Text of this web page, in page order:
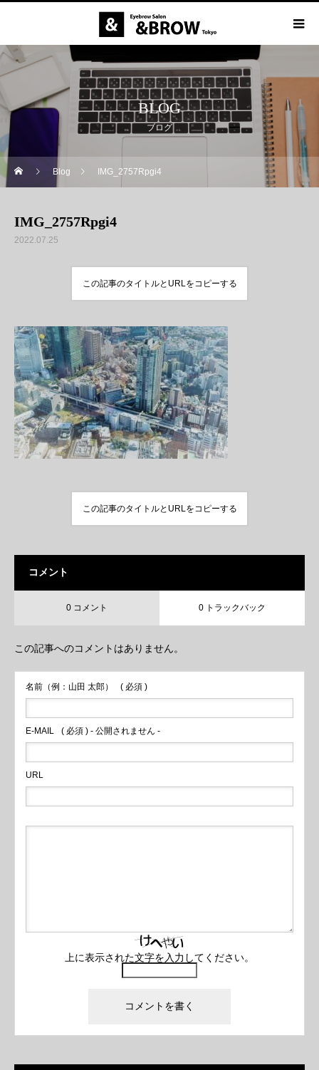
BLOG
ブログ
Blog IMG_2757Rpgi4
IMG_2757Rpgi4
2022.07.25
この記事のタイトルとURLをコピーする
この記事のタイトルとURLをコピーする
コメント
0 コメント 0 トラックバック
この記事へのコメントはありません。
名前（例：山田 太郎） ( 必須 )
E-MAIL ( 必須 ) - 公開されません -
URL
上に表示された文字を入力してください。